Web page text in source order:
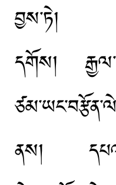
བྱས་ཏེ།
དགོས།
ནས།